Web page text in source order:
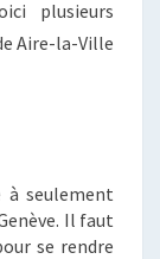
plusieurs
Aire-la-Ville
à seulement
Il faut
se rendre